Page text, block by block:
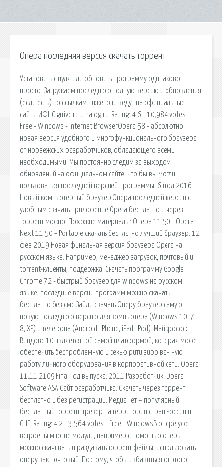
Опера последняя версия скачать торрент
Установить с нуля или обновить программу одинаково
просто. Загружаем последнюю полную версию и обновления
(если есть) по ссылкам ниже, они ведут на официальные
сайты ИФНС gnivc.ru и nalog.ru. Rating: 4.6 - 10,984 votes -
Free - Windows - Internet BrowserOpera 58 - абсолютно
новая версия удобного и многофункционального браузера
от норвежских разработчиков, обладающего всеми
необходимыми. Мы постоянно следим за выходом
обновлений на официальном сайте, что бы вы могли
пользоваться последней версией программы. 6 июл 2016
Новый компьютерный браузер Опера последней версии с
удобным скачать приложение Opera бесплатно и через
торрент можно. Похожие материалы: Опера 11.50 - Opera
Next 11.50 + Portable скачать бесплатно лучший браузер. 12
фев 2019 Новая финальная версия браузера Opera на
русском языке. Например, менеджер загрузок, почтовый и
torrent-клиенты, поддержка. Скачать программу Google
Chrome 72 - быстрый браузер для windows на русском
языке, последние версии программ можно скачать
бесплатно без смс Зайди скачать Оперу браузер самую
новую последнюю версию для компьютера (Windows 10, 7,
8, XP) и телефона (Android, iPhone, iPad, iPod). Майкрософт
Виндовс 10 является той самой платформой, которая может
обеспечить беспроблемную и секью рити зиро ван ную
работу личного оборудования в корпоративной сети. Opera
11.11.2109 Final Год выпуска: 2011 Разработчик: Opera
Software ASA Сайт разработчика: Скачать через торрент
бесплатно и без регистрации. Медиа Гет – популярный
бесплатный торрент-трекер на территории стран России и
СНГ. Rating: 4.2 - 3,564 votes - Free - WindowsВ опере уже
встроены многие модули, например с помощью оперы
можно скачивать и раздавать торрент файлы, использовать
оперу как почтовый. Поэтому, чтобы избавиться от этого